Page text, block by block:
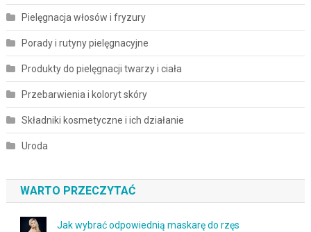
Pielęgnacja włosów i fryzury
Porady i rutyny pielęgnacyjne
Produkty do pielęgnacji twarzy i ciała
Przebarwienia i koloryt skóry
Składniki kosmetyczne i ich działanie
Uroda
WARTO PRZECZYTAĆ
Jak wybrać odpowiednią maskarę do rzęs